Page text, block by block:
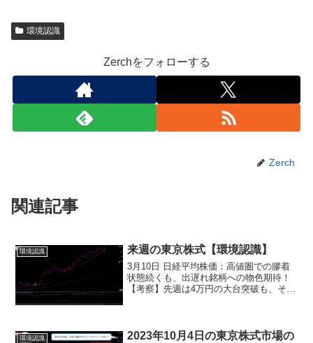
環境認識
Zerchをフォローする
Zerch
関連記事
環境認識 来週の東京株式【環境認識】
3月10日 日経平均株価：高値圏での膠着
状態続くも、出遅れ銘柄への物色期待！
【考察】先週は4万円の大台突破も、その
圏での膠着状態...
環境認識
2023年10月4日の東京株式市場の